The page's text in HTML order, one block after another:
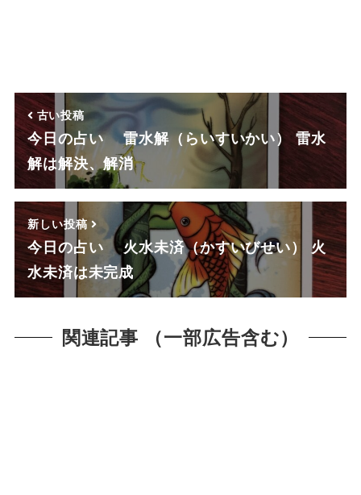
古い投稿
今日の占い 雷水解（らいすいかい） 雷水
解は解決、解消
新しい投稿
今日の占い 火水未済（かすいびせい） 火
水未済は未完成
関連記事 （一部広告含む）